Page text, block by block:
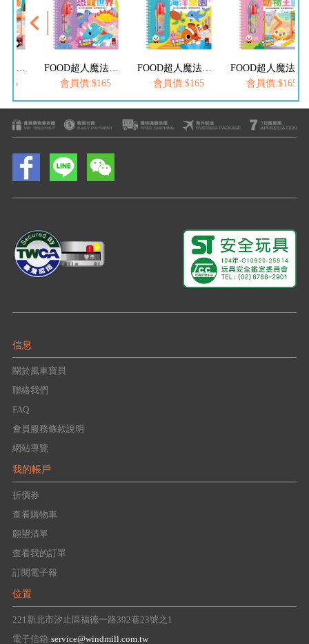
FOOD超人魔法水畫筆-城市交通
FOOD超人魔法水畫筆-恐龍世界
會員價:$165
FOOD超人魔法水畫筆-海洋樂園
會員價:$165
會員價:$165
信息
關於風車寶貝
聯絡我們
FAQ
會員服務條款說明
網站導覽
我的帳戶
折價券
查看購物車
願望清單
查看我的訂單
訂閱電子報
位置
221新北市汐止區福德一路392巷23號之1
電子信箱:service@windmill.com.tw